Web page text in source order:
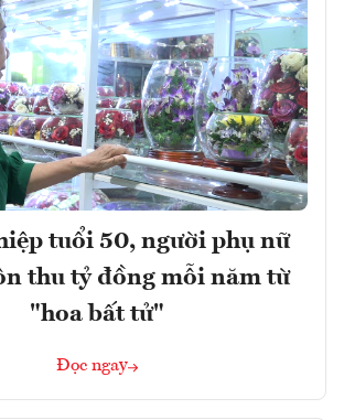
tuổi 50, người phụ nữ
thu tỷ đồng mỗi năm từ
"hoa bất tử"
Đọc ngay